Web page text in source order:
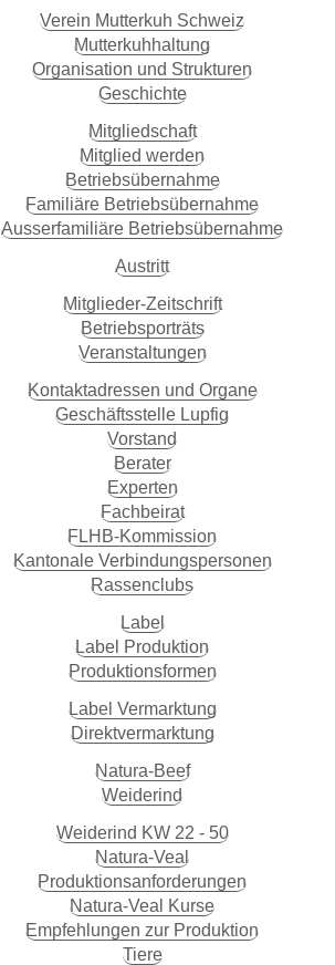
Verein Mutterkuh Schweiz
Mutterkuhhaltung
Organisation und Strukturen
Geschichte
Mitgliedschaft
Mitglied werden
Betriebsübernahme
Familiäre Betriebsübernahme
Ausserfamiliäre Betriebsübernahme
Austritt
Mitglieder-Zeitschrift
Betriebsporträts
Veranstaltungen
Kontaktadressen und Organe
Geschäftsstelle Lupfig
Vorstand
Berater
Experten
Fachbeirat
FLHB-Kommission
Kantonale Verbindungspersonen
Rassenclubs
Label
Label Produktion
Produktionsformen
Label Vermarktung
Direktvermarktung
Natura-Beef
Weiderind
Weiderind KW 22 - 50
Natura-Veal
Produktionsanforderungen
Natura-Veal Kurse
Empfehlungen zur Produktion
Tiere